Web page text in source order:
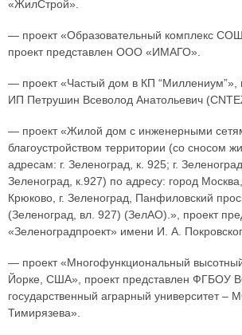
«ЖилСтрой».
— проект «Образовательный комплекс
проект представлен ООО «ИМАГО».
— проект «Частый дом в КП “Миллениум”»,
ИП Петрушин Всеволод Анатольевич
— проект «Жилой дом с инженерными
благоустройством территории (со сносом
адресам: г. Зеленоград, к. 925; г.
Зеленоград, к.927) по адресу: город
Крюково, г. Зеленоград, Панфиловский
(Зеленоград, вл. 927) (ЗелАО).», проект
«Зеленоградпроект» имени И. А.
— проект «Многофункциональный
Йорке, США», проект представлен ФГБОУ
государственный аграрный университет –
Тимирязева».